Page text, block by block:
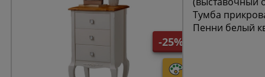
-25%
Тумба
Пенни белый